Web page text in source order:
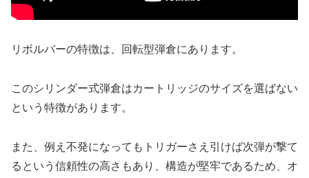
リボルバーの特徴は、回転型弾倉にあります。
このシリンダー式弾倉はカートリッジのサイズを選ばない
という特徴があります。
また、例え不発になってもトリガーさえ引けば次弾が撃て
るという信頼性の高さもあり、構造が堅牢であるため、オ